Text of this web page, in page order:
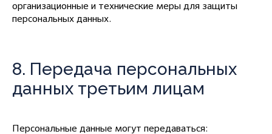
организационные и технические меры для защиты
персональных данных.
8. Передача персональных
данных третьим лицам
Персональные данные могут передаваться: